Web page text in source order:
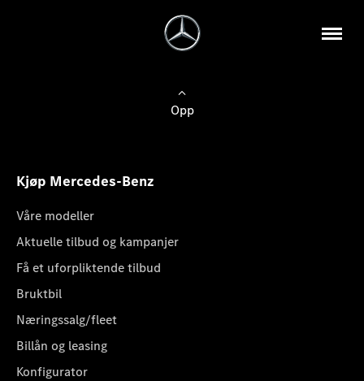
Opp
Kjøp Mercedes-Benz
Våre modeller
Aktuelle tilbud og kampanjer
Få et uforpliktende tilbud
Bruktbil
Næringssalg/fleet
Billån og leasing
Konfigurator